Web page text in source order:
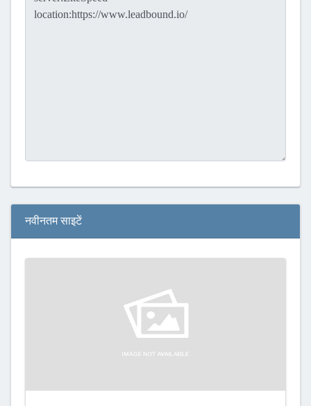
नवीनतम साइटें